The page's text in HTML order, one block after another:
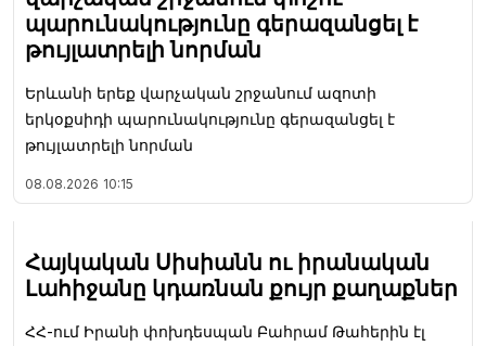
պարունակությունը գերազանցել է
թույլատրելի նորման
Երևանի երեք վարչական շրջանում ազոտի
երկօքսիդի պարունակությունը գերազանցել է
թույլատրելի նորման
08.08.2026 10:15
Հայկական Սիսիանն ու իրանական
Լահիջանը կդառնան քույր քաղաքներ
ՀՀ-ում Իրանի փոխդեսպան Բահրամ Թահերին էլ